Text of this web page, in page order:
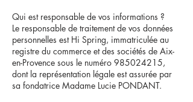
Qui est responsable de vos informations ?
Le responsable de traitement de vos données
personnelles est Hi Spring, immatriculée au
registre du commerce et des sociétés de Aix-
en-Provence sous le numéro 985024215,
dont la représentation légale est assurée par
sa fondatrice Madame Lucie PONDANT.